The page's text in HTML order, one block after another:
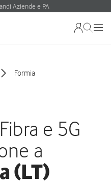
Aziende e PA
Formia
e 5G
a
(LT)